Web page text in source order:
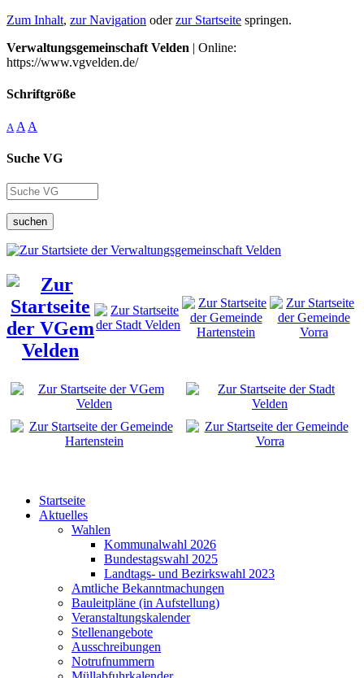
Zum Inhalt, zur Navigation oderzur Startseite springen.
Verwaltungsgemeinschaft Velden | Online:
https://www.vgvelden.de/
Schriftgröße
A A A
Suche VG
suchen
Startseite
Aktuelles
Wahlen
Kommunalwahl 2026
Bundestagswahl 2025
Landtags- und Bezirkswahl 2023
Amtliche Bekanntmachungen
Bauleitpläne (in Aufstellung)
Veranstaltungskalender
Stellenangebote
Ausschreibungen
Notrufnummern